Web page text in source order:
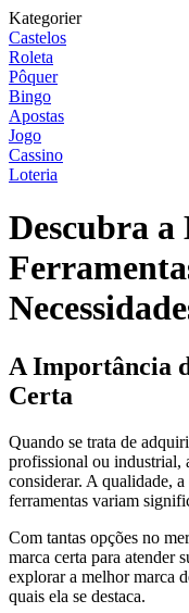
Kategorier
Castelos
Roleta
Pôquer
Bingo
Apostas
Jogo
Cassino
Loteria
Descubra
A Importância
Certa
Quando se trata de
profissional ou industrial,
considerar. A qualidade,
ferramentas variam
Com tantas opções no
marca certa para atender
explorar a melhor marca
quais ela se destaca.